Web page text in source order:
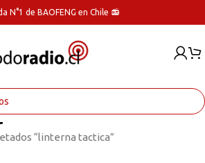
N°1 de BAOFENG en Chile 📻
“linterna tactica”